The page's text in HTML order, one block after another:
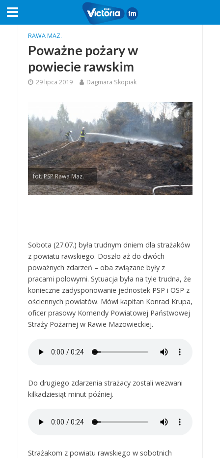
RAWA MAZ.
Poważne pożary w
powiecie rawskim
29 lipca 2019 Dagmara Skopiak
fot. PSP Rawa Maz.
Sobota (27.07.) była trudnym dniem dla strażaków
z powiatu rawskiego. Doszło aż do dwóch
poważnych zdarzeń – oba związane były z
pracami polowymi. Sytuacja była na tyle trudna, że
konieczne zadysponowanie jednostek PSP i OSP z
ościennych powiatów. Mówi kapitan Konrad Krupa,
oficer prasowy Komendy Powiatowej Państwowej
Straży Pożarnej w Rawie Mazowieckiej.
Do drugiego zdarzenia strażacy zostali wezwani
kilkadziesiąt minut później.
Strażakom z powiatu rawskiego w sobotnich